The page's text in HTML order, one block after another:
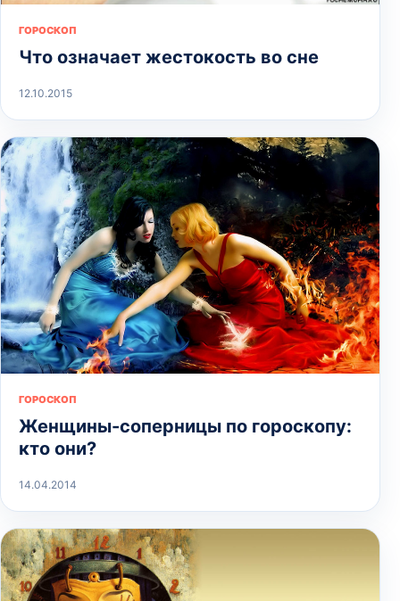
ГОРОСКОП
Что означает жестокость во сне
12.10.2015
ГОРОСКОП
Женщины-соперницы по гороскопу:
кто они?
14.04.2014